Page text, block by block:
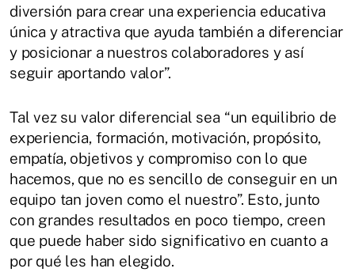
diversión para crear una experiencia educativa
única y atractiva que ayuda también a diferenciar
y posicionar a nuestros colaboradores y así
seguir aportando valor”.
Tal vez su valor diferencial sea “un equilibrio de
experiencia, formación, motivación, propósito,
empatía, objetivos y compromiso con lo que
hacemos, que no es sencillo de conseguir en un
equipo tan joven como el nuestro”. Esto, junto
con grandes resultados en poco tiempo, creen
que puede haber sido significativo en cuanto a
por qué les han elegido.